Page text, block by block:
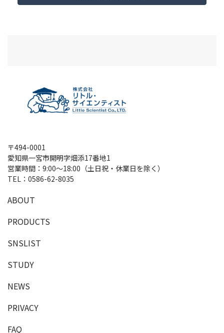
〒494-0001
愛知県一宮市開明字畑添17番地1
営業時間：9:00～18:00（土日祝・休業日を除く）
TEL： 0586-62-8035
ABOUT
PRODUCTS
SNSLIST
STUDY
NEWS
PRIVACY
FAQ